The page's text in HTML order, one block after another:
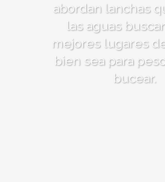
abordan lanchas
las aguas
mejores lugares
bien sea para
bucear.